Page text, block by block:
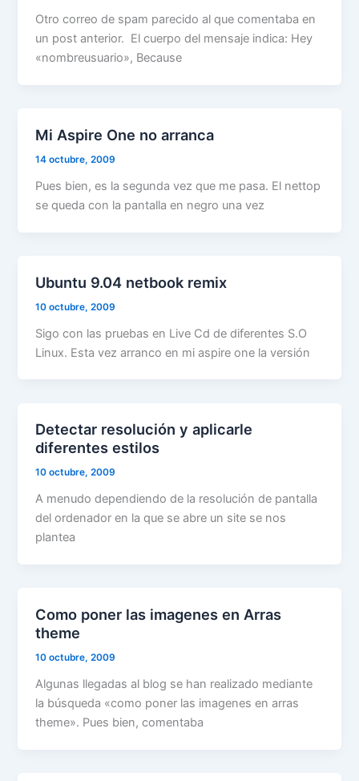
Otro correo de spam parecido al que comentaba en
un post anterior. El cuerpo del mensaje indica: Hey
«nombreusuario», Because
Mi Aspire One no arranca
14 octubre, 2009
Pues bien, es la segunda vez que me pasa. El nettop
se queda con la pantalla en negro una vez
Ubuntu 9.04 netbook remix
10 octubre, 2009
Sigo con las pruebas en Live Cd de diferentes S.O
Linux. Esta vez arranco en mi aspire one la versión
Detectar resolución y aplicarle
diferentes estilos
10 octubre, 2009
A menudo dependiendo de la resolución de pantalla
del ordenador en la que se abre un site se nos
plantea
Como poner las imagenes en Arras
theme
10 octubre, 2009
Algunas llegadas al blog se han realizado mediante
la búsqueda «como poner las imagenes en arras
theme». Pues bien, comentaba